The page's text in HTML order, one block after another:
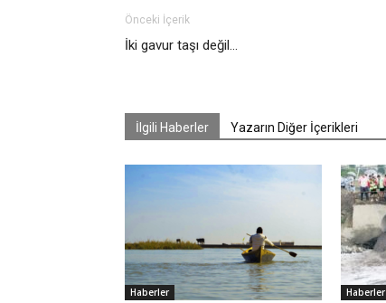
Önceki İçerik
İki gavur taşı değil…
İlgili Haberler Yazarın Diğer İçerikleri
Haberler Haberler